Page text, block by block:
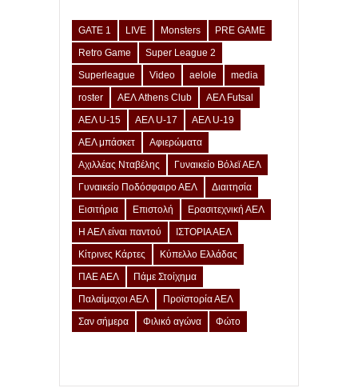
GATE 1 LIVE Monsters
PRE GAME
Retro Game
Super League 2
Superleague
Video aelole
media
roster
ΑΕΛ Athens Club
ΑΕΛ Futsal
ΑΕΛ U-15
ΑΕΛ U-17
ΑΕΛ U-19
ΑΕΛ μπάσκετ
Αφιερώματα
Αχιλλέας Νταβέλης
Γυναικείο Βόλεϊ ΑΕΛ
Γυναικείο Ποδόσφαιρο ΑΕΛ
Διαιτησία
Εισιτήρια
Επιστολή
Ερασιτεχνική ΑΕΛ
Η ΑΕΛ είναι παντού
ΙΣΤΟΡΙΑ ΑΕΛ
Κίτρινες Κάρτες
Κύπελλο Ελλάδας
ΠΑΕ ΑΕΛ
Πάμε Στοίχημα
Παλαίμαχοι ΑΕΛ
Προϊστορία ΑΕΛ
Σαν σήμερα
Φιλικό αγώνα Φώτο